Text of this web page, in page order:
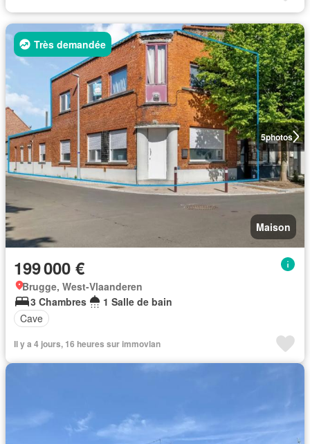
5photos
Très demandée
Maison
199 000 €
Brugge, West-Vlaanderen
3 Chambres
1 Salle de bain
Cave
Il y a 4 jours, 16 heures sur immovlan